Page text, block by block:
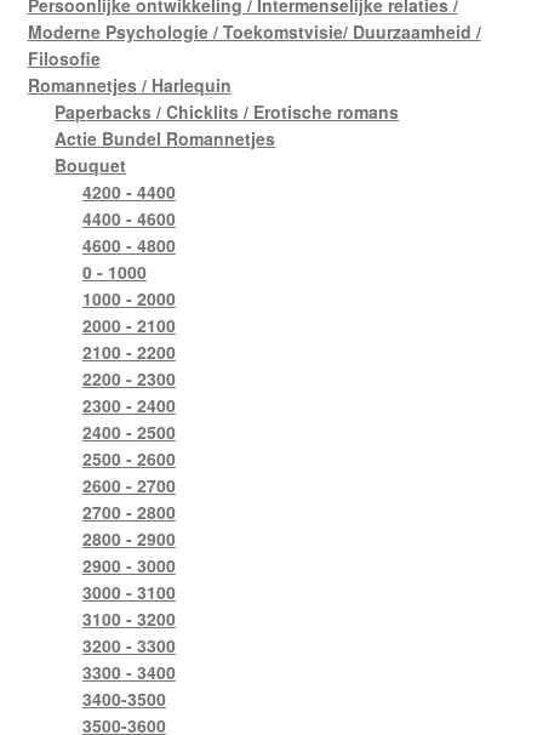
Moderne Psychologie / Toekomstvisie/ Duurzaamheid /
Filosofie
Romannetjes / Harlequin
Paperbacks / Chicklits / Erotische romans
Actie Bundel Romannetjes
Bouquet
4200 - 4400
4400 - 4600
4600 - 4800
0 - 1000
1000 - 2000
2000 - 2100
2100 - 2200
2200 - 2300
2300 - 2400
2400 - 2500
2500 - 2600
2600 - 2700
2700 - 2800
2800 - 2900
2900 - 3000
3000 - 3100
3100 - 3200
3200 - 3300
3300 - 3400
3400-3500
3500-3600